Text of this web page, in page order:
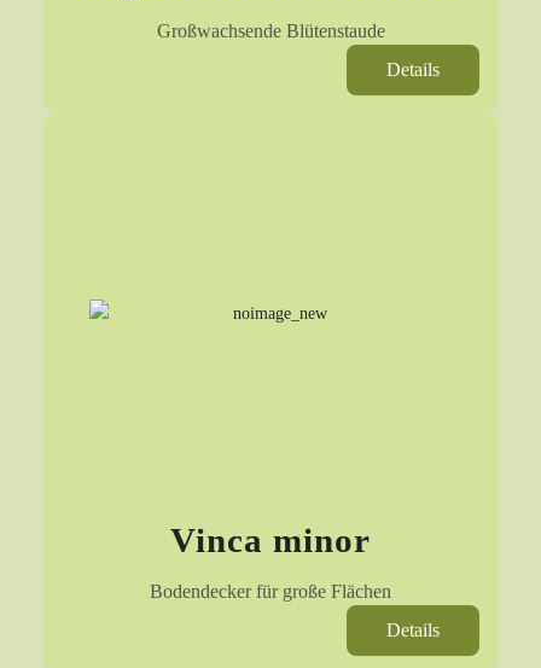
Großwachsende Blütenstaude
Details
Vinca minor
Bodendecker für große Flächen
Details